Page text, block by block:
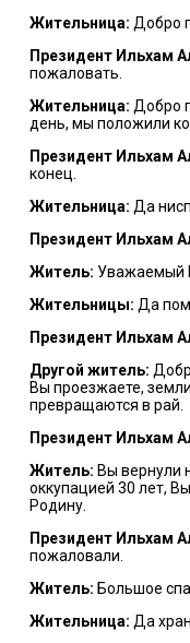
Жительница: Добро
Президент Ильхам
пожаловать.
Жительница: Добро
день, мы положили
Президент Ильхам
конец.
Жительница: Да
Президент Ильхам
Житель: Уважаемый
Жительницы: Да
Президент Ильхам
Другой житель:
Вы проезжаете,
превращаются в рай.
Президент Ильхам
Житель: Вы вернули
оккупацией 30 лет,
Родину.
Президент Ильхам
пожаловали.
Житель: Большое
Жительница: Да